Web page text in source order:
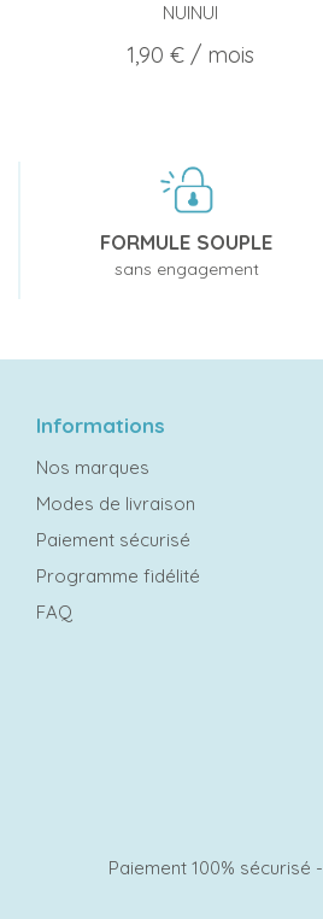
NUINUI
Prix
1,90 €/ mois
FORMULE SOUPLE
sans engagement
Informations
Nos marques
Modes de livraison
Paiement sécurisé
Programme fidélité
FAQ
Paiement 100% sécurisé -